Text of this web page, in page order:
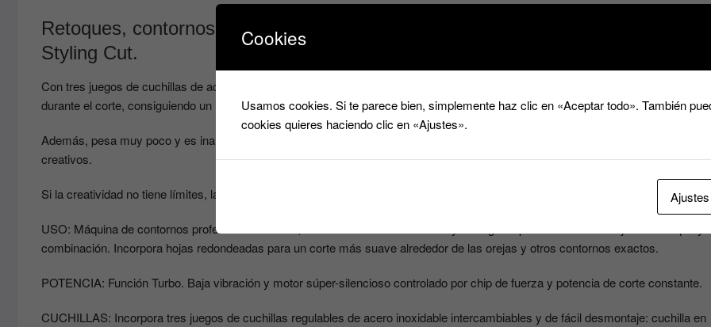
Retoques, contornos y hair tatoos: personaliza el corte con la máquina de corte
Styling Cut.
Con tres juegos de cuchillas de acero inoxidable y de diferentes formas, permite acceder a las zonas más difíciles y complejas
durante el corte, consiguiendo un resultado impecable.
Además, pesa muy poco y es inalámbrica, por lo que asegura el máximo confort y manejabilidad para crear los estilos más
creativos.
Si la creatividad no tiene límites, la Styling Cut tampoco.
USO: Máquina de contornos profesional sin cable, con accesorios multifunción y recargable para todos los trabajos de retoque y
combinación. Incorpora hojas redondeadas para un corte más suave alrededor de las orejas y otros contornos exactos.
POTENCIA: Función Turbo. Baja vibración y motor súper-silencioso controlado por chip de fuerza y potencia de corte constante.
CUCHILLAS: Incorpora tres juegos de cuchillas regulables de acero inoxidable intercambiables y de fácil desmontaje: cuchilla en
Cookies
Usamos cookies. Si te parece bien, simplemente haz clic en «Aceptar todo». También
cookies quieres haciendo clic en «Ajustes».
Ajustes